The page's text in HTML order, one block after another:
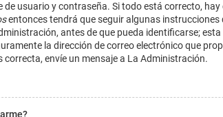
de usuario y contraseña. Si todo está correcto,
entonces tendrá que seguir algunas instrucciones
antes de que pueda identificarse;
la dirección de correo electrónico que
correcta, envíe un mensaje a La Administración.